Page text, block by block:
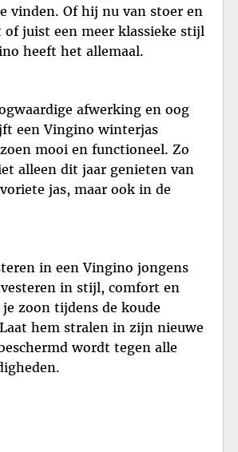
vinden. Of hij nu van stoer en
juist een meer klassieke stijl
heeft het allemaal.
afwerking en oog
een Vingino winterjas
mooi en functioneel. Zo
alleen dit jaar genieten van
jas, maar ook in de
in een Vingino jongens
in stijl, comfort en
zoon tijdens de koude
hem stralen in zijn nieuwe
wordt tegen alle